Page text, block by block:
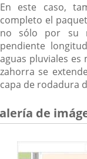
En este caso,
completo el
no sólo por su
pendiente
aguas pluviales es
zahorra se
capa de rodadura
de